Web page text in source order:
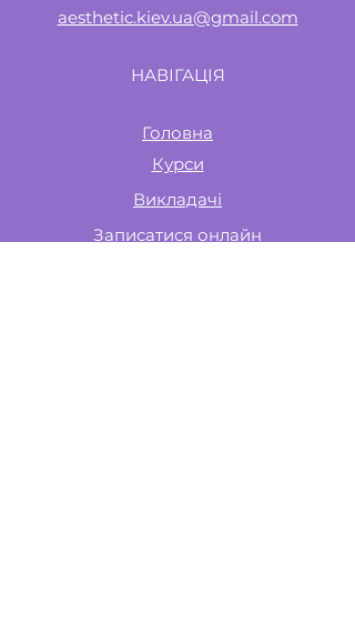
aesthetic.kiev.ua@gmail.com
НАВІГАЦІЯ
Головна
Курси
Викладачі
Записатися онлайн